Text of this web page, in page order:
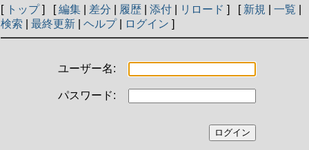
[ トップ] [編集 差分 履歴 添付 リロード ] [ 新規 一覧
検索
最終更新 ヘルプ| ログイン ]
ユーザー名:
パスワード: